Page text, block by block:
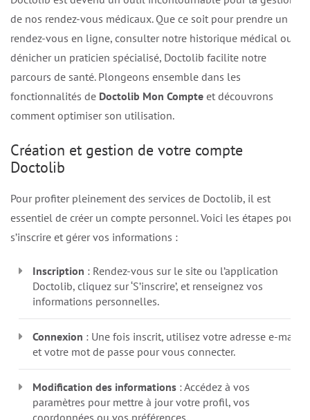
de nos rendez-vous médicaux. Que ce soit pour prendre un
rendez-vous en ligne, consulter notre historique médical ou
dénicher un praticien spécialisé, Doctolib facilite notre
parcours de santé. Plongeons ensemble dans les
fonctionnalités de Doctolib Mon Compte et découvrons
comment optimiser son utilisation.
Création et gestion de votre compte
Doctolib
Pour profiter pleinement des services de Doctolib, il est
essentiel de créer un compte personnel. Voici les étapes pour
s’inscrire et gérer vos informations :
Inscription : Rendez-vous sur le site ou l’application
Doctolib, cliquez sur ‘S’inscrire’, et renseignez vos
informations personnelles.
Connexion : Une fois inscrit, utilisez votre adresse e-mail
et votre mot de passe pour vous connecter.
Modification des informations : Accédez à vos
paramètres pour mettre à jour votre profil, vos
coordonnées ou vos préférences.